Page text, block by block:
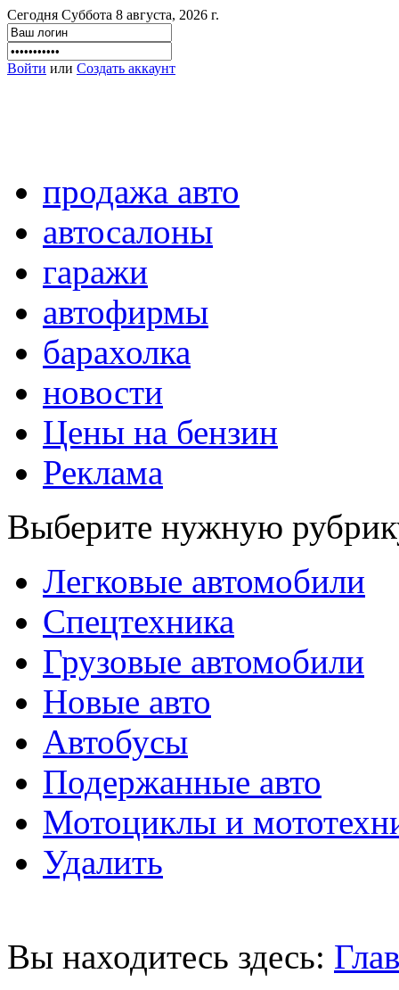
Сегодня Суббота 8 августа, 2026 г.
Войти или Создать аккаунт
продажа авто
автосалоны
гаражи
автофирмы
барахолка
новости
Цены на бензин
Реклама
Выберите нужную
Легковые автомобили
Спецтехника
Грузовые автомобили
Новые авто
Автобусы
Подержанные авто
Мотоциклы и
Удалить
Вы находитесь здесь: